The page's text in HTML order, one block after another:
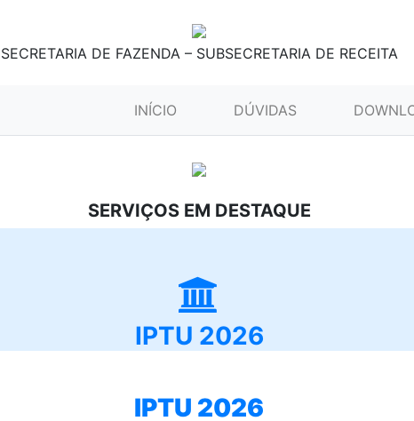
SECRETARIA DE FAZENDA – SUBSECRETARIA DE RECEITA
INÍCIO (CURRENT)DÚVIDAS
SERVIÇOS EM DESTAQUE
IPTU 2026
IPTU 2026